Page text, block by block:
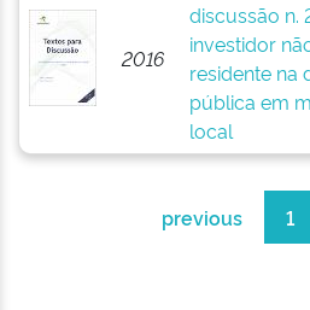
2016
discussão n.
investidor
residente na
pública em
local
previous 1